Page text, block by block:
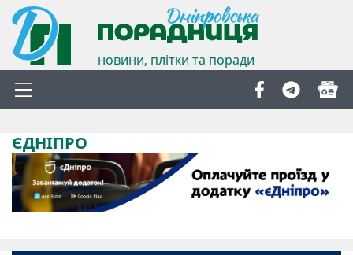
новини, плітки та поради
ЄДНІПРО